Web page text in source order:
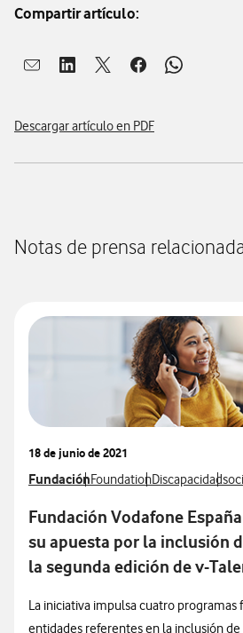
Compartir artículo:
Abrir ventana para compartir en mail
Abrir ventana para compartir en
Abrir ventana para
Abrir ventana para
Abrir
Descargar artículo en PDF
Notas de prensa
18 de junio de 2021
Ver más notas de prensa relacionados
FundaciónVer más notas de prensa
FoundationVer más notas
Discapacidad
Fundación Vodafone
su apuesta por la inclusión
la segunda edición de v-
La iniciativa impulsa cuatro programas
entidades referentes en la inclusión de